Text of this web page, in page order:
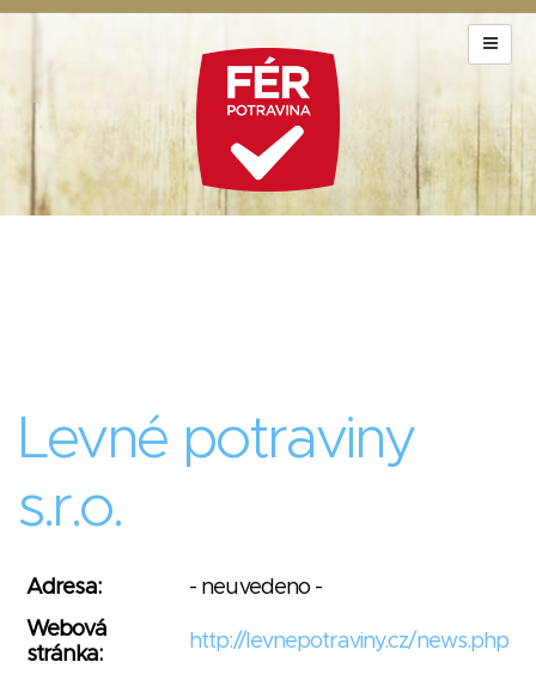
Levné potraviny
s.r.o.
Adresa:
- neuvedeno -
Webová
stránka:
http://levnepotraviny.cz/news.php